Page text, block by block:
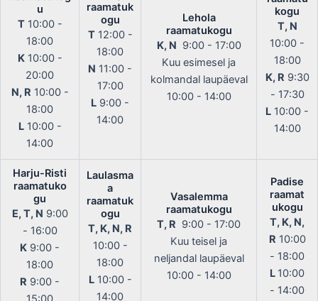
u
T10:00 -
18:00
K10:00 -
20:00
N, R 10:00 -
18:00
L10:00 -
14:00
raamatuk
ogu
T12:00 -
18:00
N 11:00 -
17:00
L 9:00 -
14:00
Lehola
raamatukogu
K, N 9:00 - 17:00
Kuu esimesel ja
kolmandal laupäeval
10:00 - 14:00
kogu
T, N
10:00 -
18:00
K, R 9:30
- 17:30
L 10:00 -
14:00
Harju-Risti
raamatuko
gu
E, T, N 9:00
- 16:00
K 9:00 -
18:00
R 9:00 -
Laulasma
a
raamatuk
ogu
T, K, N, R
10:00 -
18:00
L10:00 -
14:00
Vasalemma
raamatukogu
T, R 9:00 - 17:00
Kuu teisel ja
neljandal laupäeval
10:00 - 14:00
Padise
raamat
ukogu
T, K, N,
R 10:00
- 18:00
L 10:00
- 14:00